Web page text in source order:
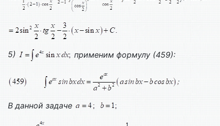
5) применим формулу (459):
В данной задаче